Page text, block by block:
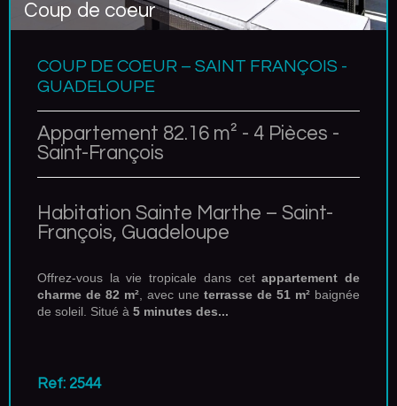
Coup de coeur
COUP DE COEUR – SAINT FRANÇOIS -
GUADELOUPE
Appartement 82.16 m² - 4 Pièces -
Saint-François
Habitation Sainte Marthe – Saint-
François, Guadeloupe
Offrez-vous la vie tropicale dans cetappartement de
charme de 82 m², avec une terrasse de 51 m² baignée
de soleil. Situé à 5 minutes des...
Ref: 2544